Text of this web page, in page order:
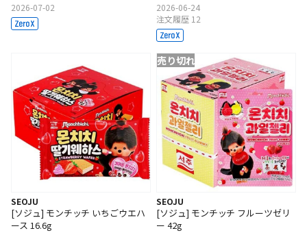
2026-07-02
2026-06-24
注文履歴 12
SEOJU
[ソジュ] モンチッチ いちごウエハ
ース 16.6g
売り切れ
SEOJU
[ソジュ] モンチッチ フルーツゼリ
ー 42g